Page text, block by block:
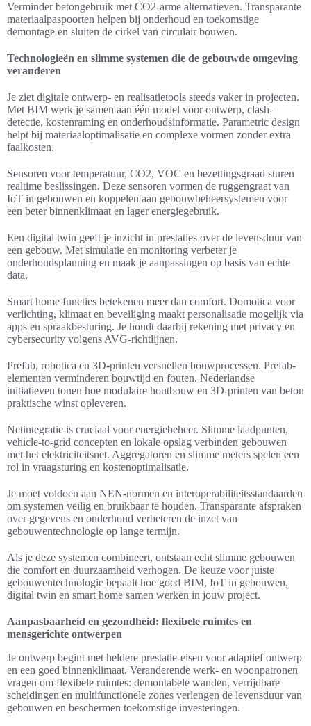
Verminder betongebruik met CO2-arme alternatieven. Transparante
materiaalpaspoorten helpen bij onderhoud en toekomstige
demontage en sluiten de cirkel van circulair bouwen.
Technologieën en slimme systemen die de gebouwde omgeving
veranderen
Je ziet digitale ontwerp- en realisatietools steeds vaker in projecten.
Met BIM werk je samen aan één model voor ontwerp, clash-
detectie, kostenraming en onderhoudsinformatie. Parametric design
helpt bij materiaaloptimalisatie en complexe vormen zonder extra
faalkosten.
Sensoren voor temperatuur, CO2, VOC en bezettingsgraad sturen
realtime beslissingen. Deze sensoren vormen de ruggengraat van
IoT in gebouwen en koppelen aan gebouwbeheersystemen voor
een beter binnenklimaat en lager energiegebruik.
Een digital twin geeft je inzicht in prestaties over de levensduur van
een gebouw. Met simulatie en monitoring verbeter je
onderhoudsplanning en maak je aanpassingen op basis van echte
data.
Smart home functies betekenen meer dan comfort. Domotica voor
verlichting, klimaat en beveiliging maakt personalisatie mogelijk via
apps en spraakbesturing. Je houdt daarbij rekening met privacy en
cybersecurity volgens AVG-richtlijnen.
Prefab, robotica en 3D-printen versnellen bouwprocessen. Prefab-
elementen verminderen bouwtijd en fouten. Nederlandse
initiatieven tonen hoe modulaire houtbouw en 3D-printen van beton
praktische winst opleveren.
Netintegratie is cruciaal voor energiebeheer. Slimme laadpunten,
vehicle-to-grid concepten en lokale opslag verbinden gebouwen
met het elektriciteitsnet. Aggregatoren en slimme meters spelen een
rol in vraagsturing en kostenoptimalisatie.
Je moet voldoen aan NEN-normen en interoperabiliteitsstandaarden
om systemen veilig en bruikbaar te houden. Transparante afspraken
over gegevens en onderhoud verbeteren de inzet van
gebouwentechnologie op lange termijn.
Als je deze systemen combineert, ontstaan echt slimme gebouwen
die comfort en duurzaamheid verhogen. De keuze voor juiste
gebouwentechnologie bepaalt hoe goed BIM, IoT in gebouwen,
digital twin en smart home samen werken in jouw project.
Aanpasbaarheid en gezondheid: flexibele ruimtes en
mensgerichte ontwerpen
Je ontwerp begint met heldere prestatie-eisen voor adaptief ontwerp
en een goed binnenklimaat. Veranderende werk- en woonpatronen
vragen om flexibele ruimtes: demontabele wanden, verrijdbare
scheidingen en multifunctionele zones verlengen de levensduur van
gebouwen en beschermen toekomstige investeringen.